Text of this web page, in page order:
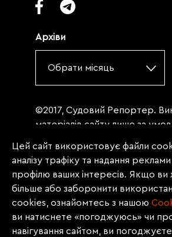
Архіви
Обрати місяць
©2017, Судовий Репортер.
матеріалів сайту лише за
«Судовий репортер» не
абзацу. Матеріали, щодо яких
заборона на повну
(передрук, копіювання,
інше використання),
передруковувати без згоди
Цей сайт використовує файли
аналізу трафіку та надання реклами
профілю ваших інтересів. Якщо ви
більше або заборонити
cookies, ознайомтесь з нашою
ви натиснете «погоджуюсь» чи
навігування сайтом, ви